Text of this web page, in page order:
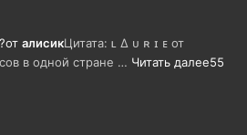
от алисикЦитата: ʟ ∆ ᴜ ʀ ɪ ᴇ от
в одной стране … Читать далее55